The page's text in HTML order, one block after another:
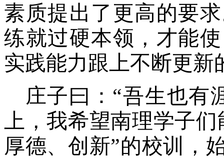
素质提出了更高的要求
练就过硬本领， 才能
实践能力跟上不断更新
庄子曰：“吾生也有
上，我希望南理学子
厚德、创新”的校训，